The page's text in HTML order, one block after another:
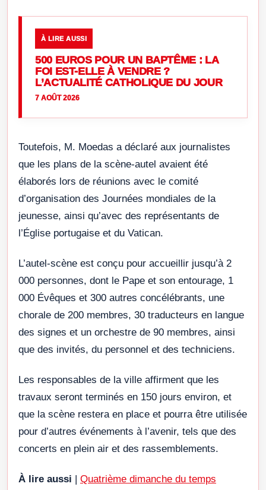
À LIRE AUSSI
500 EUROS POUR UN BAPTÊME : LA
FOI EST-ELLE À VENDRE ?
L’ACTUALITÉ CATHOLIQUE DU JOUR
7 AOÛT 2026
Toutefois, M. Moedas a déclaré aux journalistes
que les plans de la scène-autel avaient été
élaborés lors de réunions avec le comité
d’organisation des Journées mondiales de la
jeunesse, ainsi qu’avec des représentants de
l’Église portugaise et du Vatican.
L’autel-scène est conçu pour accueillir jusqu’à 2
000 personnes, dont le Pape et son entourage, 1
000 Évêques et 300 autres concélébrants, une
chorale de 200 membres, 30 traducteurs en langue
des signes et un orchestre de 90 membres, ainsi
que des invités, du personnel et des techniciens.
Les responsables de la ville affirment que les
travaux seront terminés en 150 jours environ, et
que la scène restera en place et pourra être utilisée
pour d’autres événements à l’avenir, tels que des
concerts en plein air et des rassemblements.
À lire aussi Quatrième dimanche du temps